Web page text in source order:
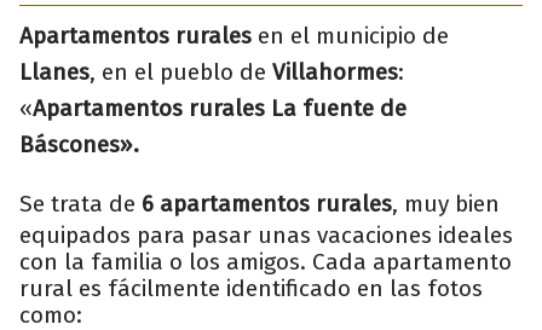
Apartamentos rurales en el municipio de
Llanes, en el pueblo de Villahormes:
«Apartamentos rurales La fuente de
Báscones».
Se trata de 6 apartamentos rurales, muy bien
equipados para pasar unas vacaciones ideales
con la familia o los amigos. Cada apartamento
rural es fácilmente identificado en las fotos
como: